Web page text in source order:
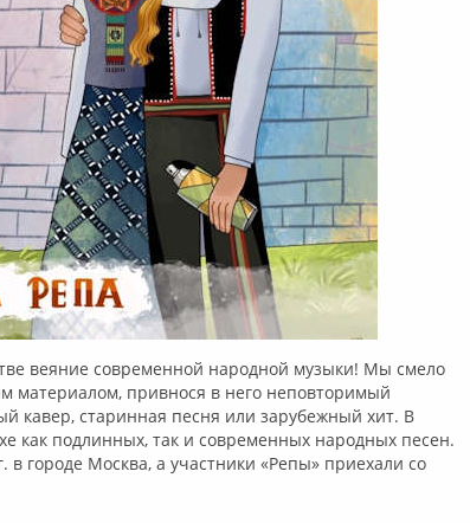
веяние современной народной музыки! Мы смело
материалом, привнося в него неповторимый
кавер, старинная песня или зарубежный хит. В
как подлинных, так и современных народных песен.
в городе Москва, а участники «Репы» приехали со